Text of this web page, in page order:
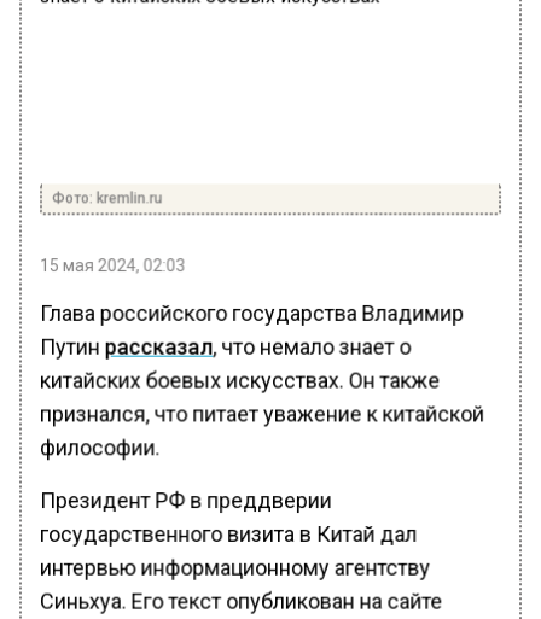
Фото: kremlin.ru
15 мая 2024, 02:03
Глава российского государства Владимир
Путин рассказал , что немало знает о
китайских боевых искусствах. Он также
признался, что питает уважение к китайской
философии.
Президент РФ в преддверии
государственного визита в Китай дал
интервью информационному агентству
Синьхуа. Его текст опубликован на сайте